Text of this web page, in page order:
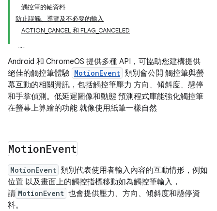
觸控筆的軸資料
防止誤觸、導覽及不必要的輸入
ACTION_CANCEL 和 FLAG_CANCELED
Android 和 ChromeOS 提供多種 API，可協助您建構提供
絕佳的觸控筆體驗 MotionEvent 類別會公開 觸控筆與螢
幕互動的相關資訊，包括觸控筆壓力 方向、傾斜度、懸停
和手掌偵測。低延遲圖像和動態 預測程式庫能強化觸控筆
在螢幕上算繪的功能 就像使用紙筆一樣自然
MotionEvent
MotionEvent 類別代表使用者輸入內容的互動情形，例如
位置 以及畫面上的觸控指標移動如為觸控筆輸入，
請 MotionEvent 也會提供壓力、方向、傾斜度和懸停資
料。